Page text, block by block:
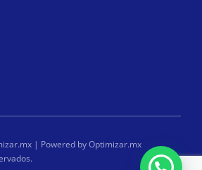
| Powered by Optimizar.mx